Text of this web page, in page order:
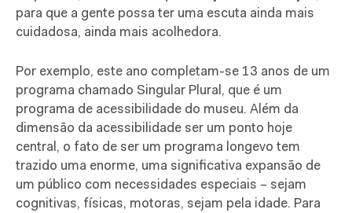
para que a gente possa ter uma escuta ainda mais
cuidadosa, ainda mais acolhedora.
Por exemplo, este ano completam-se 13 anos de um
programa chamado Singular Plural, que é um
programa de acessibilidade do museu. Além da
dimensão da acessibilidade ser um ponto hoje
central, o fato de ser um programa longevo tem
trazido uma enorme, uma significativa expansão de
um público com necessidades especiais – sejam
cognitivas, físicas, motoras, sejam pela idade. Para